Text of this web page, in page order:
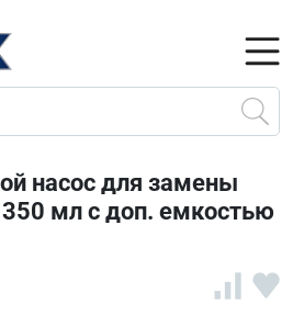
насос для замены
350 мл с доп. емкостью